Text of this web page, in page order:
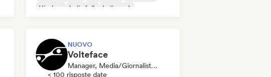
Hip-hop
Indie folk Indie rock
NUOVO
Volteface
Manager, Media/Giornalista, Mentore
< 100 risposte date